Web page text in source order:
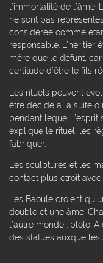
l’immortalité de l’âme.
ne sont pas
considérée comme
responsable.
mère que le défunt,
certitude d’être le fils
Les rituels peuvent
être décidé à la suite
pendant lequel l’esprit
explique le rituel, les
fabriquer.
Les sculptures et les
contact plus étroit avec
Les Baoulé croient
double et une âme.
l’autre monde : blolo.
des statues auxquelles